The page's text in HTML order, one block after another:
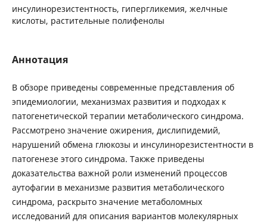
инсулинорезистентность, гипергликемия, желчные
кислоты, растительные полифенолы
Аннотация
В обзоре приведены современные представления об
эпидемиологии, механизмах развития и подходах к
патогенетической терапии метаболического синдрома.
Рассмотрено значение ожирения, дислипидемий,
нарушений обмена глюкозы и инсулинорезистентности в
патогенезе этого синдрома. Также приведены
доказательства важной роли изменений процессов
аутофагии в механизме развития метаболического
синдрома, раскрыто значение метаболомных
исследований для описания вариантов молекулярных